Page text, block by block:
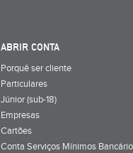
ABRIR CONTA
Porquê ser cliente
Particulares
Júnior (sub-18)
Empresas
Cartões
Conta Serviços Mínimos